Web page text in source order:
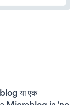
या एक